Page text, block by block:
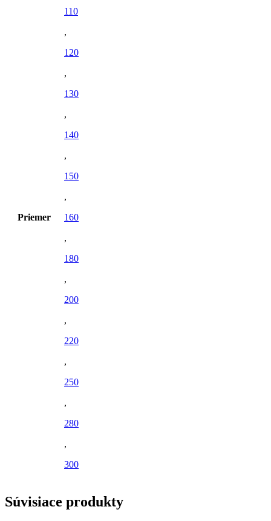
Priemer
110
,
120
,
130
,
140
,
150
,
160
,
180
,
200
,
220
,
250
,
280
,
300
Súvisiace produkty